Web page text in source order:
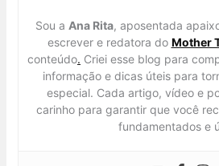
Sou a Ana Rita, aposentada
escrever e redatora do Mother
conteúdo. Criei esse blog para
informação e dicas úteis para
especial. Cada artigo, vídeo e
carinho para garantir que você
fundamentados e